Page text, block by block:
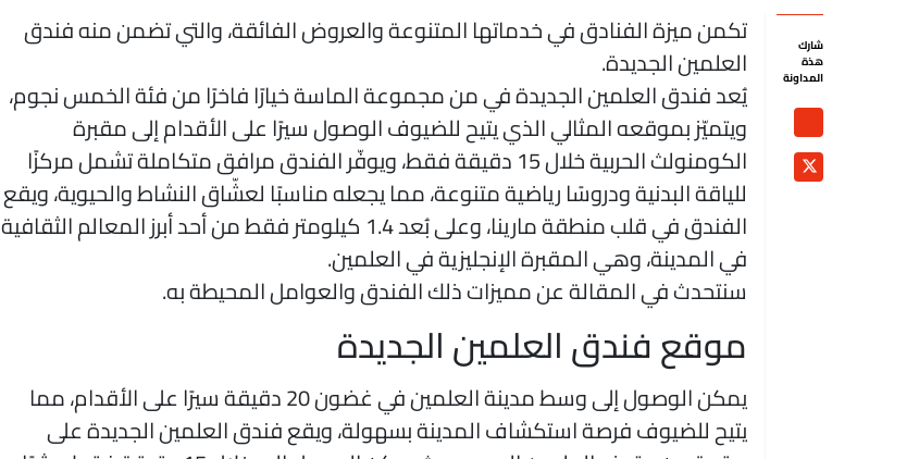
شارك
هذة
المداونة
تكمن ميزة الفنادق في خدماتها المتنوعة والعروض الفائقة، والتي تضمن منه فندق
العلمين الجديدة.
يُعد فندق العلمين الجديدة في من مجموعة الماسة خيارًا فاخرًا من فئة الخمس نجوم،
ويتميّز بموقعه المثالي الذي يتيح للضيوف الوصول سيرًا على الأقدام إلى مقبرة
الكومنولث الحربية خلال 15 دقيقة فقط، ويوفّر الفندق مرافق متكاملة تشمل مركزًا
للياقة البدنية ودروسًا رياضية متنوعة، مما يجعله مناسبًا لعشّاق النشاط والحيوية، ويقع
الفندق في قلب منطقة مارينا، وعلى بُعد 1.4 كيلومتر فقط من أحد أبرز المعالم الثقافية
في المدينة، وهي المقبرة الإنجليزية في العلمين.
سنتحدث في المقالة عن مميزات ذلك الفندق والعوامل المحيطة به.
موقع فندق العلمين الجديدة
يمكن الوصول إلى وسط مدينة العلمين في غضون 20 دقيقة سيرًا على الأقدام، مما
يتيح للضيوف فرصة استكشاف المدينة بسهولة، ويقع فندق العلمين الجديدة على